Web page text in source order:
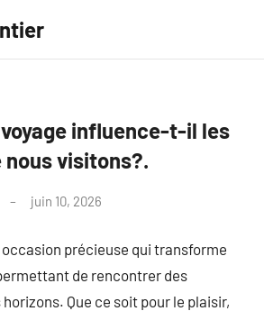
influence-t-il les
visitons?.
juin 10, 2026
précieuse qui transforme
de rencontrer des
Que ce soit pour le plaisir,